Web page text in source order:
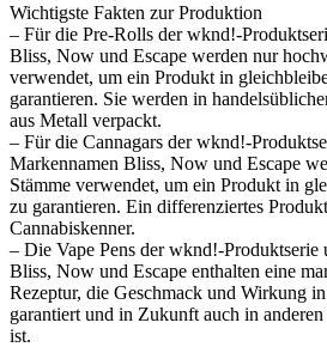
Wichtigste Fakten zur Produktion
– Für die Pre-Rolls der wknd!-
Bliss, Now und Escape werden nur
verwendet, um ein Produkt in
garantieren. Sie werden in
aus Metall verpackt.
– Für die Cannagars der wknd!-
Markennamen Bliss, Now und Escape
Stämme verwendet, um ein Produkt in
zu garantieren. Ein differenziertes
Cannabiskenner.
– Die Vape Pens der wknd!-Produktserie
Bliss, Now und Escape enthalten eine
Rezeptur, die Geschmack und Wirkung
garantiert und in Zukunft auch in
ist.